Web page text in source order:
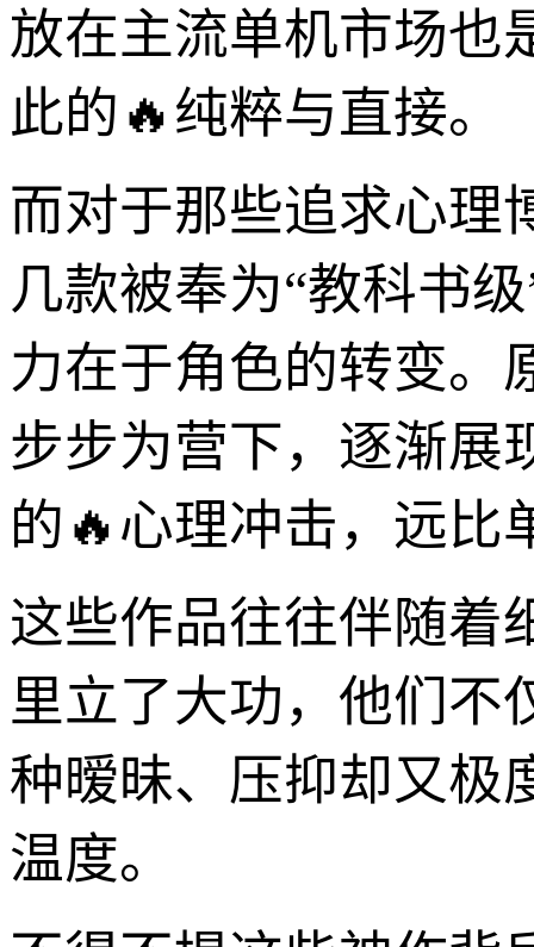
放在主流单机市场也
此的🔥纯粹与直接。
而对于那些追求心理
几款被奉为“教科书
力在于角色的转变。
步步为营下，逐渐展
的🔥心理冲击，远比
这些作品往往伴随着
里立了大功，他们不
种暧昧、压抑却又极
温度。